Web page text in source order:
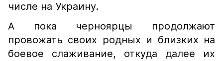
числе на Украину.
А пока черноярцы продолжают
провожать своих родных и близких на
боевое слаживание, откуда далее их